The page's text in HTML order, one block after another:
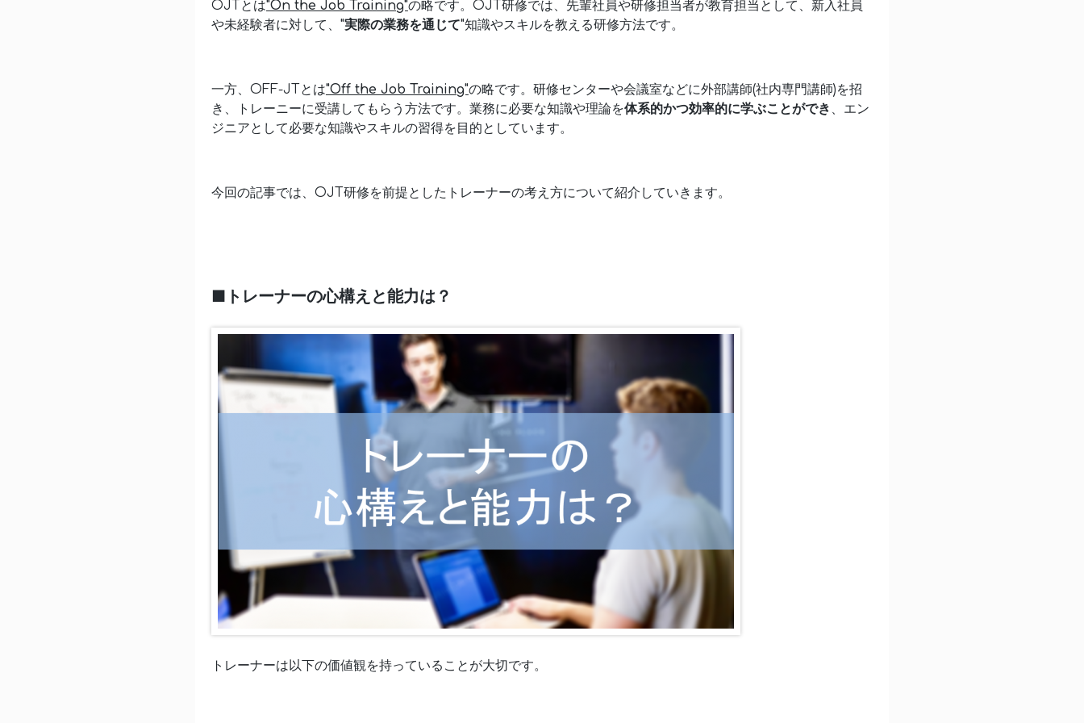
OJTとは"On the Job Training"の略です。OJT研修では、先輩社員や研修担当者が教育担当として、新入社員
や未経験者に対して、 "実際の業務を通じて"知識やスキルを教える研修方法です。
一方、OFF-JTとは"Off the Job Training"の略です。研修センターや会議室などに外部講師(社内専門講師)を招
き、トレーニーに受講してもらう方法です。業務に必要な知識や理論を体系的かつ効率的に学ぶことができ 、エン
ジニアとして必要な知識やスキルの習得を目的としています。
今回の記事では、OJT研修を前提としたトレーナーの考え方について紹介していきます。
■トレーナーの心構えと能力は？
トレーナーは以下の価値観を持っていることが大切です。